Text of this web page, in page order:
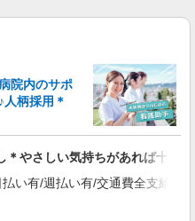
ィカルケア事業部/宇都宮オフ
エイド）
払いOK（規定あり） ※給与
【最寄駅】JR両毛線「大平下」
院内のサポ
柄採用＊
やさしい気持ちがあれば十分◎
い有/週払い有/交通費全支給(ガ